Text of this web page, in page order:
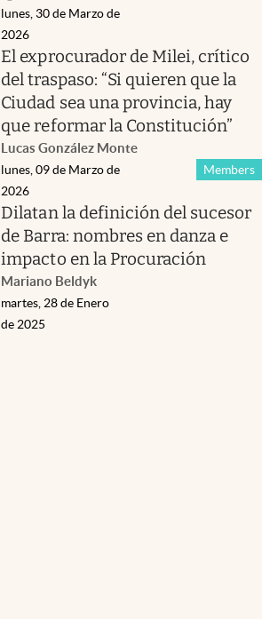
lunes, 30 de Marzo de
2026
El exprocurador de Milei, crítico
del traspaso: “Si quieren que la
Ciudad sea una provincia, hay
que reformar la Constitución”
Lucas González Monte
Members
lunes, 09 de Marzo de
2026
Dilatan la definición del sucesor
de Barra: nombres en danza e
impacto en la Procuración
Mariano Beldyk
martes, 28 de Enero
de 2025